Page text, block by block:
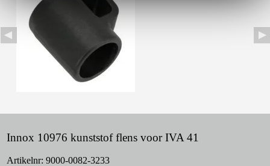
Innox 10976 kunststof flens voor IVA 41
Artikelnr: 9000-0082-3233